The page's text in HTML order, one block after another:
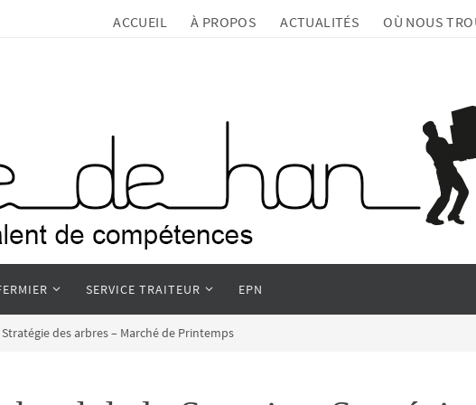
ACCUEIL À PROPOS ACTUALITÉS OÙ NOUS
SERVICE TRAITEUR EPN
des arbres – Marché de Printemps